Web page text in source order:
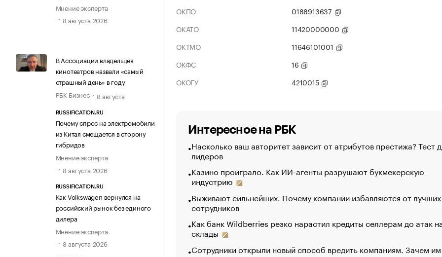
Мнение эксперта
8 августа 2026
В Ассоциации владельцев
кинотеатров назвали «самый
страшный день» в году
РБК Бизнес
8 августа
RUSSIFICATION.RU
Почему спрос на электромобили
из Китая смещается в сторону
гибридов
Мнение эксперта
8 августа 2026
RUSSIFICATION.RU
Как Volkswagen вернулся на
российский рынок без единого
дилера
Мнение эксперта
8 августа 2026
ОКПО
0188913637
ОКАТО
11420000000
ОКТМО
11646101001
ОКФС
16
ОКОГУ
4210015
Интересное на РБК
Насколько ваш авторитет зависит от атрибутов престижа? Тест
лидеров
Казино проиграло. Как ИИ-агенты разрушают букмекерскую
индустрию
Выживают сильнейших. Почему компании избавляются от лучших
сотрудников
Как банк Wildberries резко нарастил кредиты селлерам до атак
склады
Сотрудники открыли новый способ вредить компаниям. Зачем